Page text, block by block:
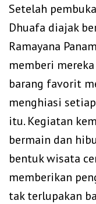
Setelah
Dhuafa diajak
Ramayana
memberi
barang favorit
menghiasi
itu. Kegiatan
bermain dan
bentuk wisata
memberikan
tak terlupakan